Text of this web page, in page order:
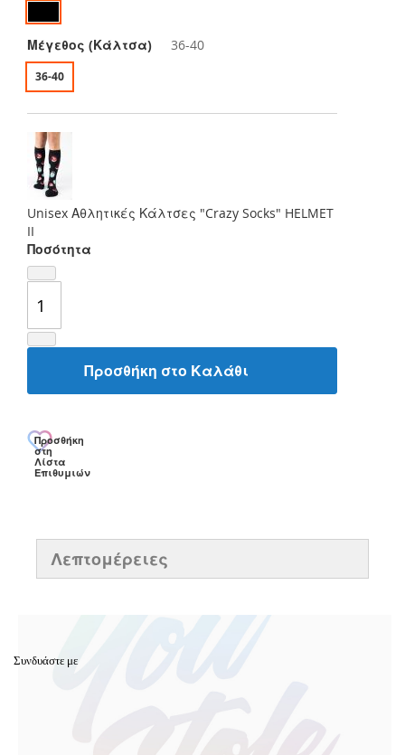
Μέγεθος (Κάλτσα) 36-40
36-40
Unisex Αθλητικές Κάλτσες "Crazy Socks" HELMET
II
Ποσότητα
Προσθήκη στο Καλάθι
Προσθήκη
στη
Λίστα
Επιθυμιών
Λεπτομέρειες
Συνδυάστε με